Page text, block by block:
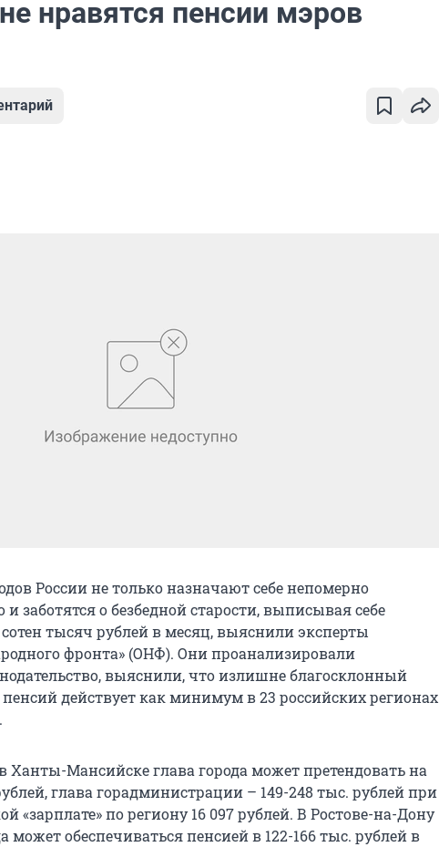
нравятся пенсии мэров
России не только назначают себе непомерно
заботятся о безбедной старости, выписывая себе
тысяч рублей в месяц, выяснили эксперты
фронта» (ОНФ). Они проанализировали
выяснили, что излишне благосклонный
действует как минимум в 23 российских регионах
Мансийске глава города может претендовать на
глава горадминистрации – 149-248 тыс. рублей при
«зарплате» по региону 16 097 рублей. В Ростове-на-Дону
может обеспечиваться пенсией в 122-166 тыс. рублей в